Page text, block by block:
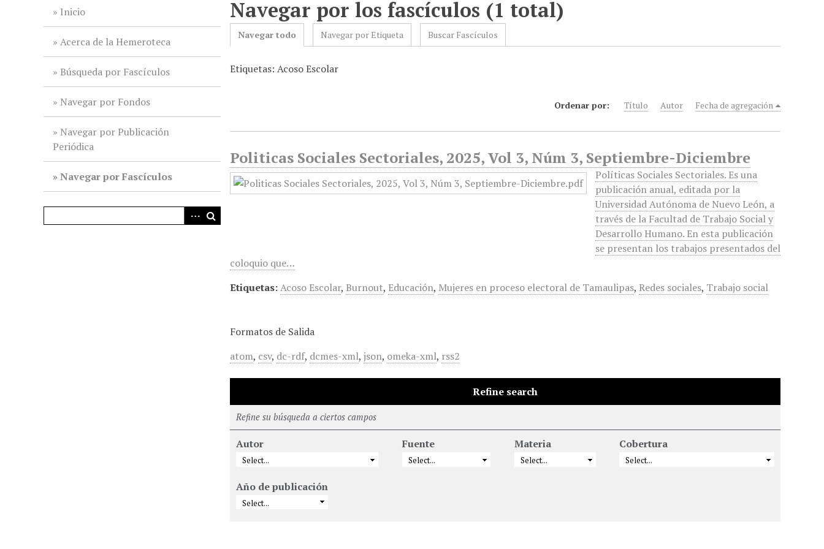
Inicio
Acerca de la Hemeroteca
Búsqueda por Fascículos
Navegar por Fondos
Navegar por Publicación
Periódica
Navegar por Fascículos
Navegar por los fascículos (1 total)
Navegar todo Navegar por Etiqueta Buscar Fascículos
Etiquetas: Acoso Escolar
Ordenar por: Título Autor Fecha de agregación
Politicas Sociales Sectoriales, 2025, Vol 3, Núm 3, Septiembre-Diciembre
Políticas Sociales Sectoriales. Es una
publicación anual, editada por la
Universidad Autónoma de Nuevo León, a
través de la Facultad de Trabajo Social y
Desarrollo Humano. En esta publicación
se presentan los trabajos presentados del
coloquio que…
Etiquetas:Acoso Escolar, Burnout, Educación, Mujeres en proceso electoral de Tamaulipas, Redes sociales, Trabajo social
Formatos de Salida
atom, csv, dc-rdf, dcmes-xml,json, omeka-xml, rss2
Refine search
Refine su búsqueda a ciertos campos
Autor Fuente Materia Cobertura
Año de publicación